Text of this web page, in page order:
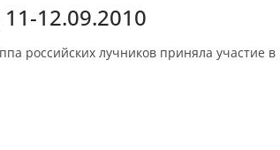
12.09.2010
российских лучников приняла участие в